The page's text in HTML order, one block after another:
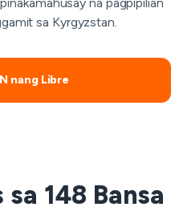
sa Kyrgyzstan.
nang Libre
148 Bansa